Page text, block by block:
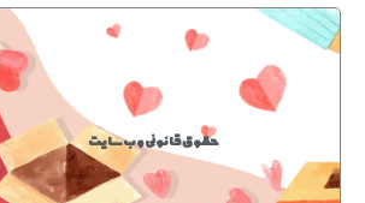
حقوق قانونی وب سایت